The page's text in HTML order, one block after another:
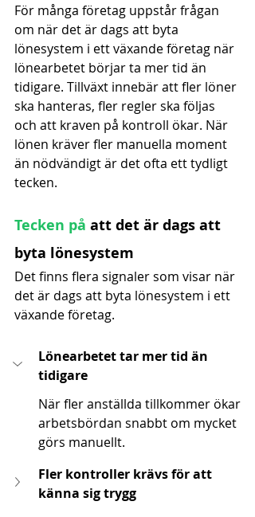
För många företag uppstår frågan
om när det är dags att byta
lönesystem i ett växande företag när
lönearbetet börjar ta mer tid än
tidigare. Tillväxt innebär att fler löner
ska hanteras, fler regler ska följas
och att kraven på kontroll ökar. När
lönen kräver fler manuella moment
än nödvändigt är det ofta ett tydligt
tecken.
Tecken på att det är dags att
byta lönesystem
Det finns flera signaler som visar när
det är dags att byta lönesystem i ett
växande företag.
Lönearbetet tar mer tid än
tidigare
När fler anställda tillkommer ökar
arbetsbördan snabbt om mycket
görs manuellt.
Fler kontroller krävs för att
känna sig trygg